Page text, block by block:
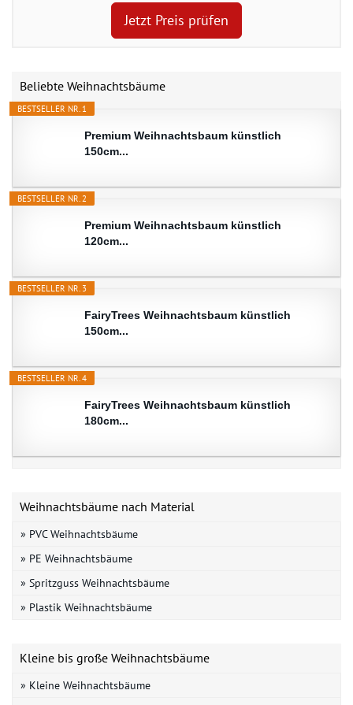
Jetzt Preis prüfen
Beliebte Weihnachtsbäume
BESTSELLER NR. 1
Premium Weihnachtsbaum künstlich
150cm...
BESTSELLER NR. 2
Premium Weihnachtsbaum künstlich
120cm...
BESTSELLER NR. 3
FairyTrees Weihnachtsbaum künstlich
150cm...
BESTSELLER NR. 4
FairyTrees Weihnachtsbaum künstlich
180cm...
Weihnachtsbäume nach Material
» PVC Weihnachtsbäume
» PE Weihnachtsbäume
» Spritzguss Weihnachtsbäume
» Plastik Weihnachtsbäume
Kleine bis große Weihnachtsbäume
» Kleine Weihnachtsbäume